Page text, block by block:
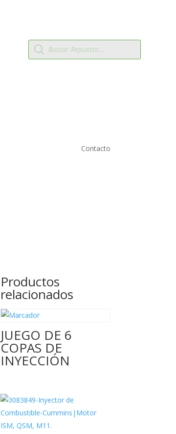
Búsqueda
de
productos
Contacto
Productos
relacionados
JUEGO DE 6
COPAS DE
INYECCIÓN